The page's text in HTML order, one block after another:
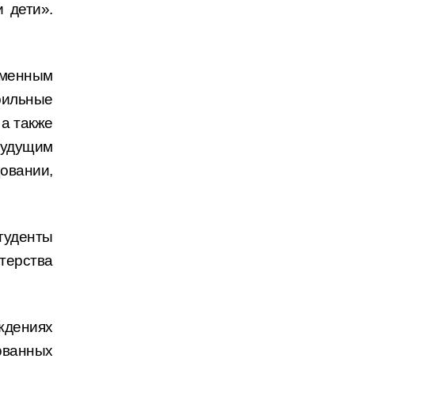
дети».
также